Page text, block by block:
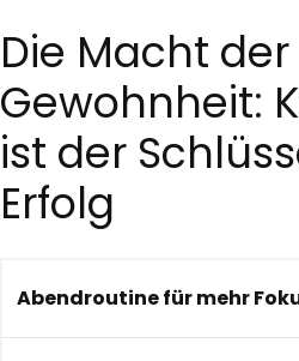
Die Macht der
Gewohnheit:
ist der
Erfolg
Abendroutine für mehr